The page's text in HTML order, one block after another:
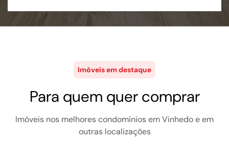
Imóveis em destaque
Para quem quer comprar
Imóveis nos melhores condomínios em Vinhedo e em
outras localizações